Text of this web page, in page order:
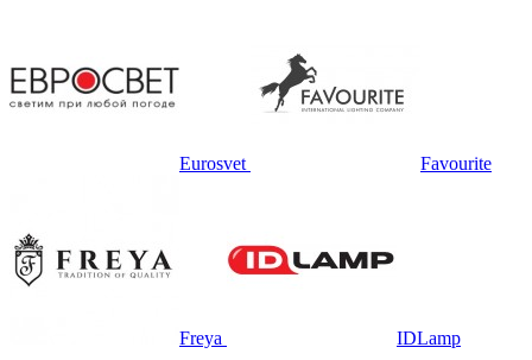
Eurosvet Favourite
Freya IDLamp